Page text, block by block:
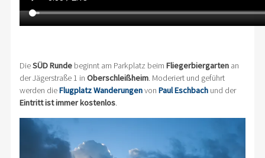
DieSÜD Rundebeginnt am Parkplatz beim Fliegerbiergartenan
der Jägerstraße 1 in Oberschleißheim. Moderiert und geführt
werden dieFlugplatz Wanderungenvon Paul Eschbachund der
Eintritt ist immer kostenlos.